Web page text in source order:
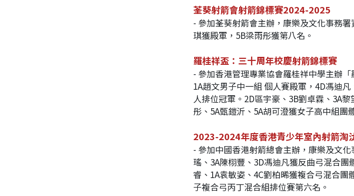
荃葵射箭會射箭錦標賽2024-2025
- 參加荃葵射箭會主辦，康樂及文化事務
琪獲殿軍，5B梁雨彤獲第八名。
羅桂祥盃：三十周年校慶射箭錦標賽
- 參加香港管理專業協會羅桂祥中學主辦
1A趙文男子中一組 個人賽殿軍，4D馮迪
人排位冠軍。2D區宇豪、3B劉卓霖、3A
彤、5A甄鎧沂、5A胡可澄獲女子高中組團
2023-2024年度香港青少年室內射箭淘
- 參加中國香港射箭總會主辦，康樂及文
瑤、3A陳栩豐、3D馮迪凡獲反曲弓混合
睿、1A袁敏姿、4C劉柏晞獲複合弓混合
子複合弓丙丁混合組排位賽第六名。